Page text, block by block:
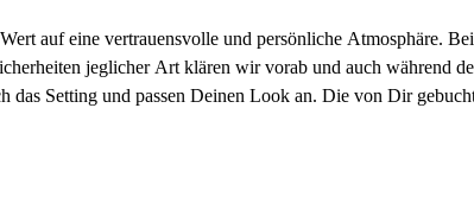
auf eine vertrauensvolle und persönliche Atmosphäre.
jeglicher Art klären wir vorab und auch während
das Setting und passen Deinen Look an. Die von Dir